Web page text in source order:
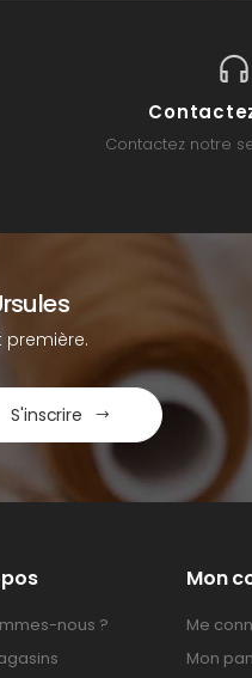
Contactez notre
première.
S'inscrire
nous ?
Mon
Me
Mon